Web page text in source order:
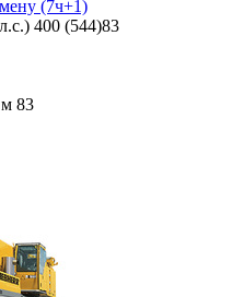
(7ч+1)
400 (544)83
м 83